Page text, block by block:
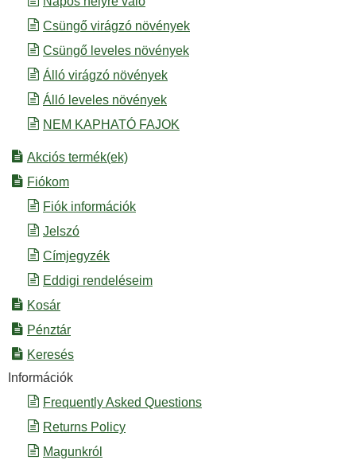
Csüngő virágzó növények
Csüngő leveles növények
Álló virágzó növények
Álló leveles növények
NEM KAPHATÓ FAJOK
Akciós termék(ek)
Fiókom
Fiók információk
Jelszó
Címjegyzék
Eddigi rendeléseim
Kosár
Pénztár
Keresés
Információk
Frequently Asked Questions
Returns Policy
Magunkról